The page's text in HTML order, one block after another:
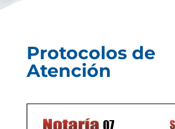
Protocolos de
Atención